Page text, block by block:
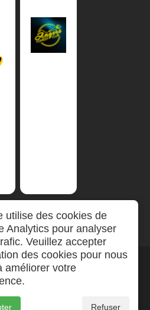
utilise des cookies de
Analytics pour analyser
Veuillez accepter
des cookies pour nous
améliorer votre
Refuser